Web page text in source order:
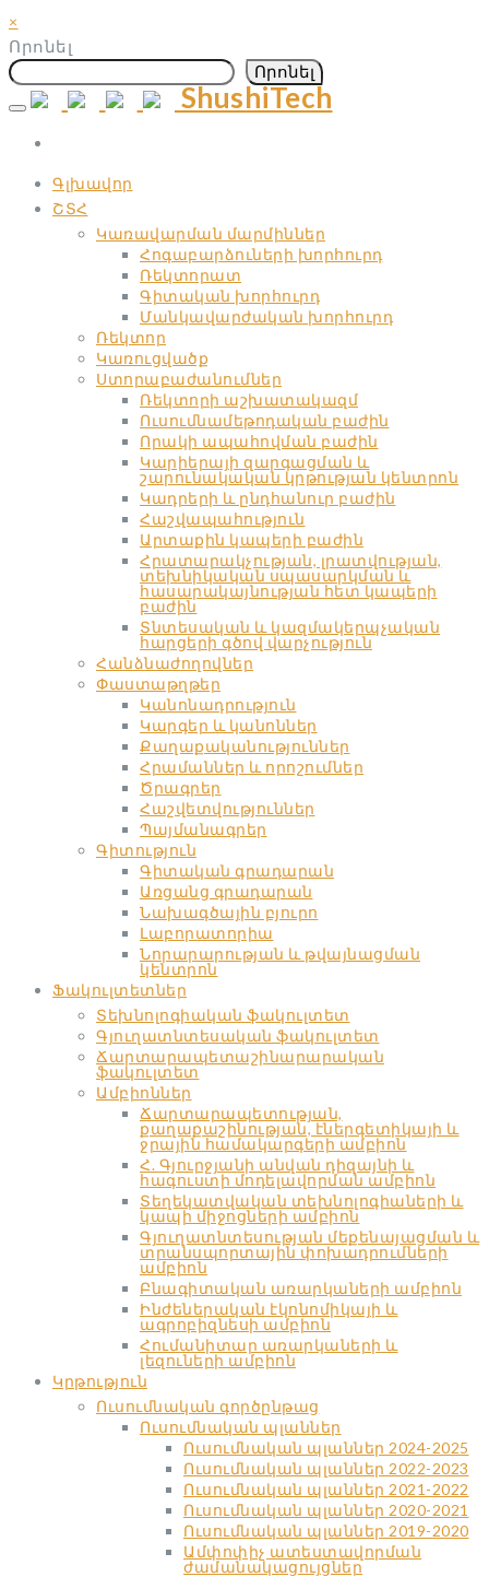
×
Որոնել
Որոնել
Skip
content
ShushiTech
Գլխավոր
ՇՏՀ
Կառավարման մարմիններ
Հոգաբարձուների խորհուրդ
Ռեկտորատ
Գիտական ​​խորհուրդ
Մանկավարժական ​​խորհուրդ
Ռեկտոր
Կառուցվածք
Ստորաբաժանումներ
Ռեկտորի աշխատակազմ
Ուսումնամեթոդական բաժին
Որակի ապահովման բաժին
Կարիերայի զարգացման և
շարունակական կրթության կենտրոն
Կադրերի և ընդհանուր բաժին
Հաշվապահություն
Արտաքին կապերի բաժին
Հրատարակչության, լրատվության,
տեխնիկական սպասարկման և
հասարակայնության հետ կապերի
բաժին
Տնտեսական և կազմակերպչական
հարցերի գծով վարչություն
Հանձնաժողովներ
Փաստաթղթեր
Կանոնադրություն
Կարգեր և կանոններ
Քաղաքականություններ
Հրամաններ և որոշումներ
Ծրագրեր
Հաշվետվություններ
Պայմանագրեր
Գիտություն
Գիտական գրադարան
Առցանց գրադարան
Նախագծային բյուրո
Լաբորատորիա
Նորարարության և թվայնացման
կենտրոն
Ֆակուլտետներ
Տեխնոլոգիական ֆակուլտետ
Գյուղատնտեսական ֆակուլտետ
Ճարտարապետաշինարարական
ֆակուլտետ
Ամբիոններ
Ճարտարապետության,
քաղաքաշինության, էներգետիկայի և
ջրային համակարգերի ամբիոն
Հ. Գյուրջյանի անվան դիզայնի և
հագուստի մոդելավորման ամբիոն
Տեղեկատվական տեխնոլոգիաների և
կապի միջոցների ամբիոն
Գյուղատնտեսության մեքենայացման և
տրանսպորտային փոխադրումների
ամբիոն
Բնագիտական առարկաների ամբիոն
Ինժեներական էկոնոմիկայի և
ագրոբիզնեսի ամբիոն
Հումանիտար առարկաների և
լեզուների ամբիոն
Կրթություն
Ուսումնական գործընթաց
Ուսումնական պլաններ
Ուսումնական պլաններ 2024-2025
Ուսումնական պլաններ 2022-2023
Ուսումնական պլաններ 2021-2022
Ուսումնական պլաններ 2020-2021
Ուսումնական պլաններ 2019-2020
Ամփոփիչ ատեստավորման
ժամանակացույցներ